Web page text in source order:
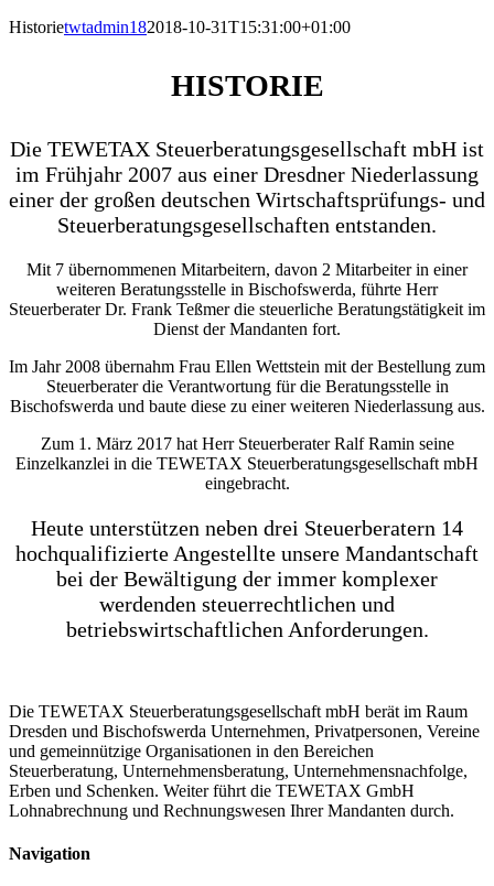
Historietwtadmin182018-10-31T15:31:00+01:00
HISTORIE
Die TEWETAX Steuerberatungsgesellschaft mbH ist
im Frühjahr 2007 aus einer Dresdner Niederlassung
einer der großen deutschen Wirtschaftsprüfungs- und
Steuerberatungsgesellschaften entstanden.
Mit 7 übernommenen Mitarbeitern, davon 2 Mitarbeiter in einer
weiteren Beratungsstelle in Bischofswerda, führte Herr
Steuerberater Dr. Frank Teßmer die steuerliche Beratungstätigkeit im
Dienst der Mandanten fort.
Im Jahr 2008 übernahm Frau Ellen Wettstein mit der Bestellung zum
Steuerberater die Verantwortung für die Beratungsstelle in
Bischofswerda und baute diese zu einer weiteren Niederlassung aus.
Zum 1. März 2017 hat Herr Steuerberater Ralf Ramin seine
Einzelkanzlei in die TEWETAX Steuerberatungsgesellschaft mbH
eingebracht.
Heute unterstützen neben drei Steuerberatern 14
hochqualifizierte Angestellte unsere Mandantschaft
bei der Bewältigung der immer komplexer
werdenden steuerrechtlichen und
betriebswirtschaftlichen Anforderungen.
Die TEWETAX Steuerberatungsgesellschaft mbH berät im Raum
Dresden und Bischofswerda Unternehmen, Privatpersonen, Vereine
und gemeinnützige Organisationen in den Bereichen
Steuerberatung, Unternehmensberatung, Unternehmensnachfolge,
Erben und Schenken. Weiter führt die TEWETAX GmbH
Lohnabrechnung und Rechnungswesen Ihrer Mandanten durch.
Navigation